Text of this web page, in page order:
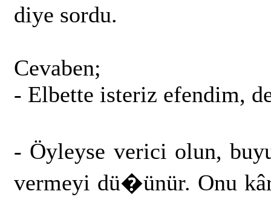
diye sordu.
Cevaben;
- Elbette isteriz efendim,
- Öyleyse verici olun,
vermeyi dü�ünür. Onu